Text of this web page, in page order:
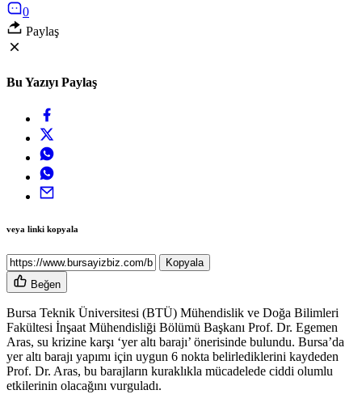
0
Paylaş
Bu Yazıyı Paylaş
veya linki kopyala
Kopyala
Beğen
Bursa Teknik Üniversitesi (BTÜ) Mühendislik ve Doğa Bilimleri
Fakültesi İnşaat Mühendisliği Bölümü Başkanı Prof. Dr. Egemen
Aras, su krizine karşı ‘yer altı barajı’ önerisinde bulundu. Bursa’da
yer altı barajı yapımı için uygun 6 nokta belirlediklerini kaydeden
Prof. Dr. Aras, bu barajların kuraklıkla mücadelede ciddi olumlu
etkilerinin olacağını vurguladı.